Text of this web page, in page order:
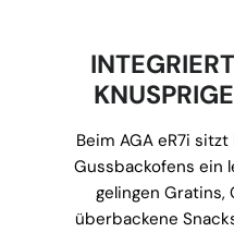
Beim AGA eR7i
Gussbackofens ein
gelingen
überbackene